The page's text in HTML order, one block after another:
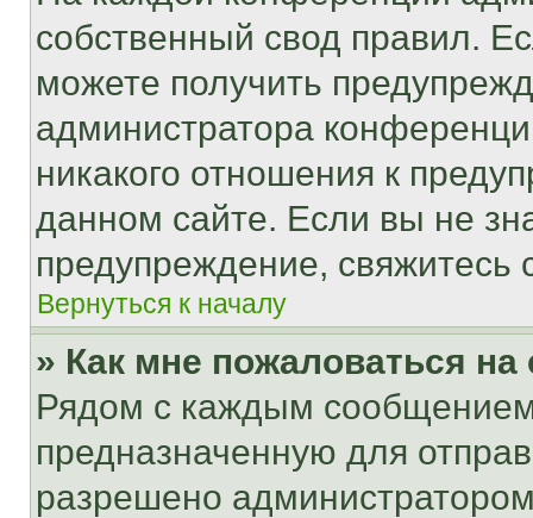
собственный свод правил.
можете получить
администратора
никакого отношения к
данном сайте. Если вы не
предупреждение,
Вернуться к началу
» Как мне пожаловаться
Рядом с каждым сообщением
предназначенную для
разрешено